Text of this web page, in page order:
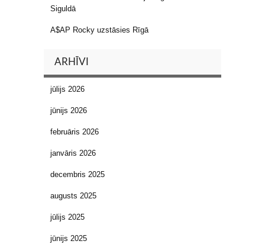
Siguldā
A$AP Rocky uzstāsies Rīgā
ARHĪVI
jūlijs 2026
jūnijs 2026
februāris 2026
janvāris 2026
decembris 2025
augusts 2025
jūlijs 2025
jūnijs 2025